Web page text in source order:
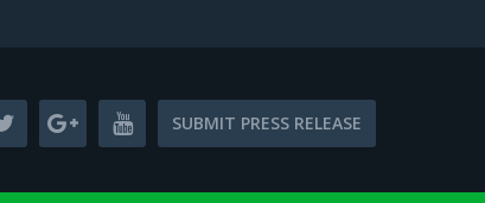
SUBMIT PRESS RELEASE